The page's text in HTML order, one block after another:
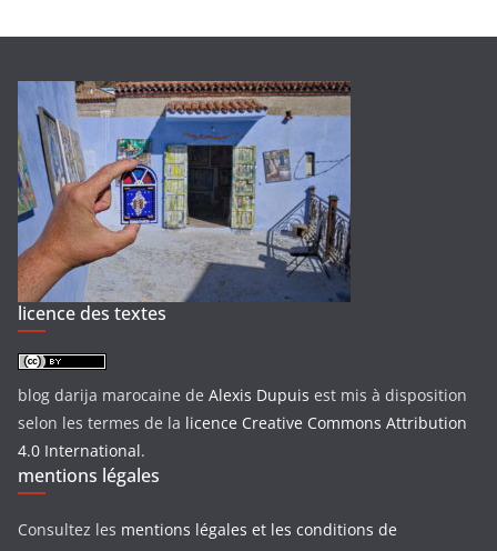
licence des textes
blog darija marocaine de Alexis Dupuis est mis à disposition
selon les termes de la licence Creative Commons Attribution
4.0 International.
mentions légales
Consultez les mentions légales et les conditions de